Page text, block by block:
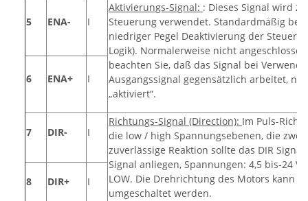
5 ENA- I
Aktivierungs-Signal: : Dieses Signal wird
Steuerung verwendet. Standardmäßig
niedriger Pegel Deaktivierung der
Logik). Normalerweise nicht
beachten Sie, daß das Signal bei
Ausgangssignal gegensätzlich arbeitet,
„aktiviert“.
6 ENA+ I
7 DIR- I
Richtungs-Signal (Direction): Im Puls-
die low / high Spannungsebenen, die
zuverlässige Reaktion sollte das DIR
Signal anliegen, Spannungen: 4,5 bis-24 V
LOW. Die Drehrichtung des Motors kann
umgeschaltet werden.
8 DIR+ I